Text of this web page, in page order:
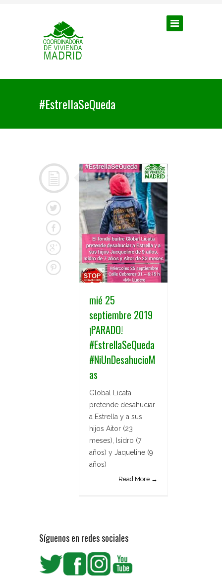
#EstrellaSeQueda
mié 25
septiembre 2019
¡PARADO!
#EstrellaSeQueda
#NiUnDesahucioM
as
Global Licata
pretende desahuciar
a Estrella y a sus
hijos Aitor (23
meses), Isidro (7
años) y Jaqueline (9
años)
Read More →
Síguenos en redes sociales